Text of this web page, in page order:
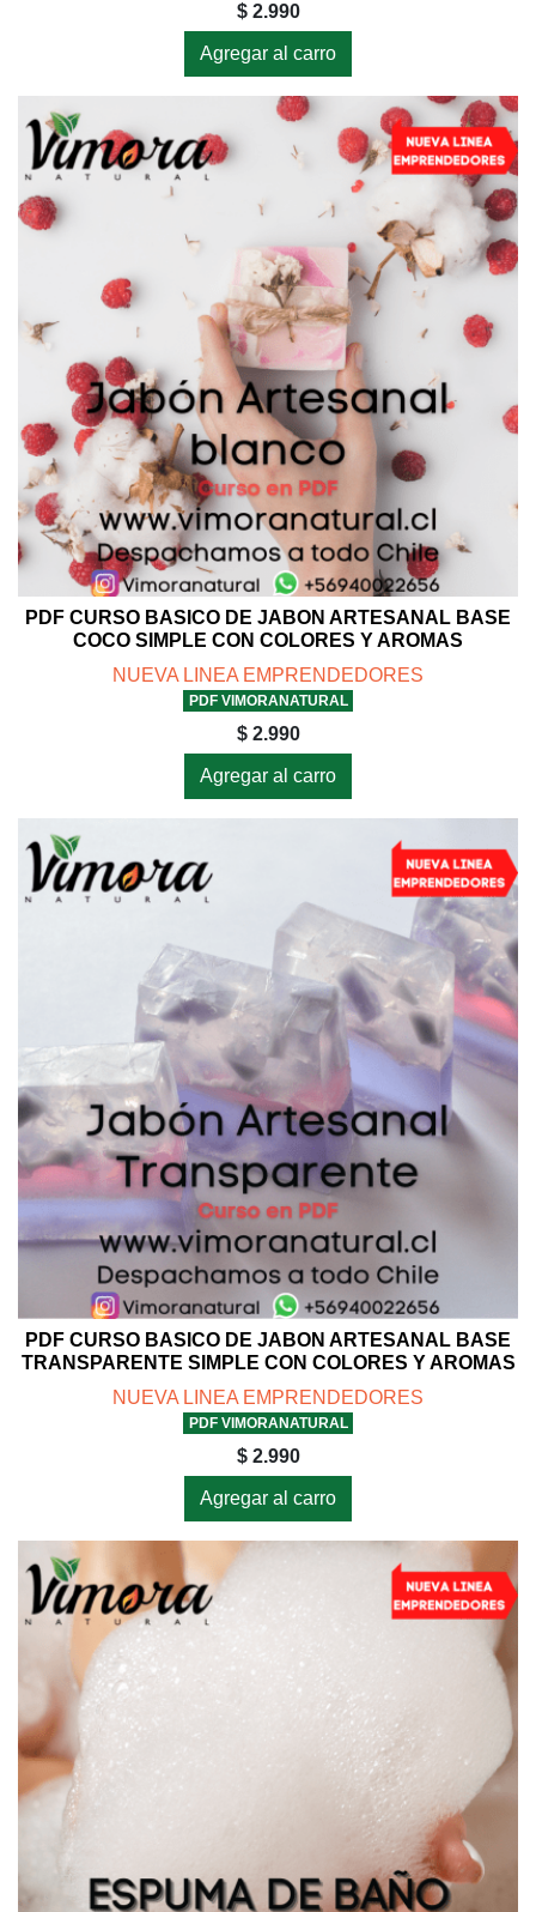
$ 2.990
Agregar al carro
PDF CURSO BASICO DE JABON ARTESANAL BASE
COCO SIMPLE CON COLORES Y AROMAS
NUEVA LINEA EMPRENDEDORES
PDF VIMORANATURAL
$ 2.990
Agregar al carro
PDF CURSO BASICO DE JABON ARTESANAL BASE
TRANSPARENTE SIMPLE CON COLORES Y AROMAS
NUEVA LINEA EMPRENDEDORES
PDF VIMORANATURAL
$ 2.990
Agregar al carro